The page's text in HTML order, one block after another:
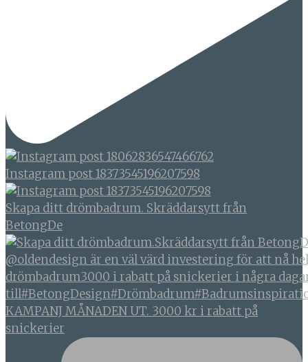
Instagram post 18373545196207598
Skapa ditt drömbadrum. Skräddarsytt från
BetongDe
KAMPANJ MÅNADEN UT. 3000 kr i rabatt på
snickerier